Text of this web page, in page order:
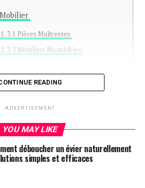
Mobilier
3.1 Pièces Maîtresses
3.2 Mobiliers Modulables
Votre Espace
4.1 Éclairage Ambiant
4.2 Jouez avec la Lumière Naturelle
et Tissus
5.1 Choix des Tissus
READING
ADVERTISEMENT
YOU MAY LIKE
déboucher un évier naturellement
simples et efficaces